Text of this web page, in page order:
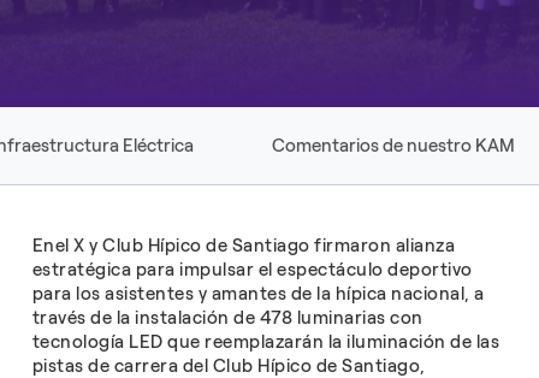
Eléctrica Comentarios de nuestro KAM
Enel X y Club Hípico de Santiago firmaron alianza
estratégica para impulsar el espectáculo deportivo
para los asistentes y amantes de la hípica nacional, a
través de la instalación de 478 luminarias con
tecnología LED que reemplazarán la iluminación de las
pistas de carrera del Club Hípico de Santiago,